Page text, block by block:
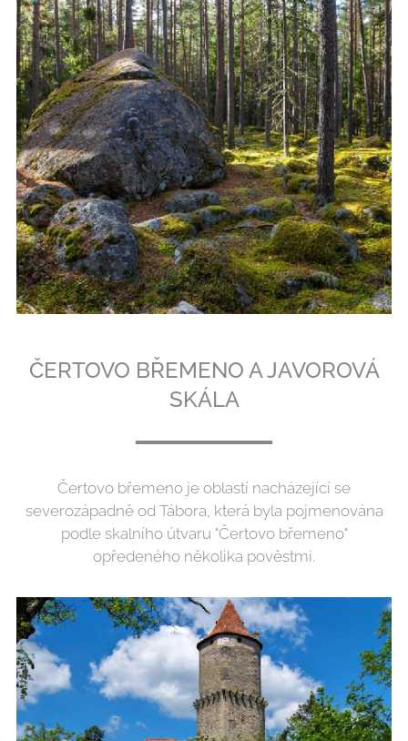
ČERTOVO BŘEMENO A JAVOROVÁ
SKÁLA
Čertovo břemeno je oblastí nacházející se
severozápadně od Tábora, která byla pojmenována
podle skalního útvaru "Čertovo břemeno"
opředeného několika pověstmi.